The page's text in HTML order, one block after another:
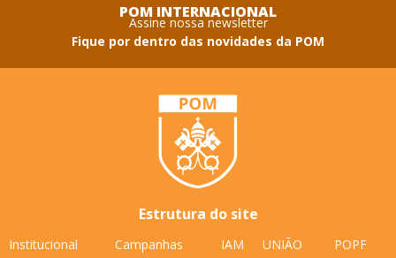
POM INTERNACIONAL
Assine nossa newsletter
Fique por dentro das novidades da POM
Estrutura do site
Institucional Campanhas IAM UNIÃO POPF